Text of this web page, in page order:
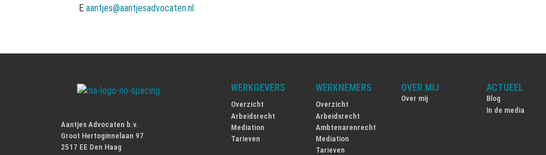
E aantjes@aantjesadvocaten.nl
Aantjes Advocaten b.v.
Groot Hertoginnelaan 97
2517 EE Den Haag
WERKGEVERS
Overzicht
Arbeidsrecht
Mediation
Tarieven
WERKNEMERS
Overzicht
Arbeidsrecht
Ambtenarenrecht
Mediation
Tarieven
OVER MIJ
Over mij
ACTUEEL
Blog
In de media